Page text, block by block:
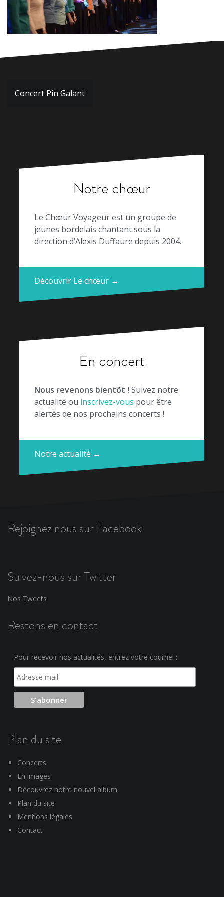
Navigation
Concert Pin Galant
Notre chœur
Le Chœur Voyageur est un groupe de
jeunes bordelais chantant sous la
direction d’Alexis Duffaure depuis 2004.
Découvrir Le chœur →
En concert
Nous revenons bientôt ! Suivez notre
actualité ou inscrivez-vous pour être
alertés de nos prochains concerts !
Notre actualité →
Rejoignez nous sur Facebook
Suivez-nous sur Twitter
Nos Tweets
Restons en contact
Pour recevoir nos actualités, entrez votre courriel :
Plan du site
Concerts
En images
Découvrez notre nouvel album
Plan du site
Mentions légales
Contact